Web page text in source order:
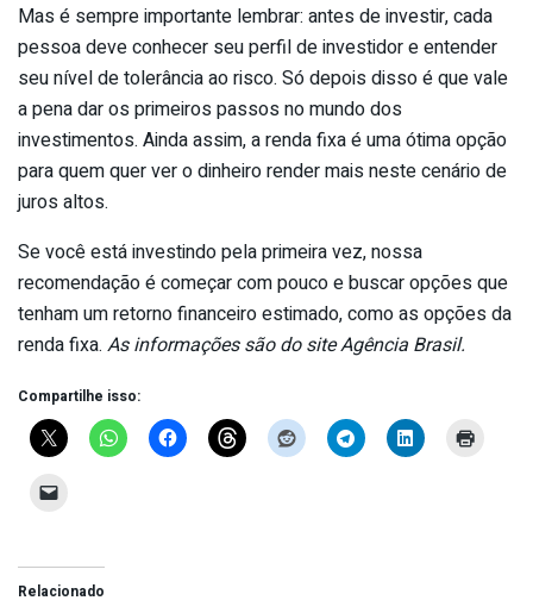
Mas é sempre importante lembrar: antes de investir, cada
pessoa deve conhecer seu perfil de investidor e entender
seu nível de tolerância ao risco. Só depois disso é que vale
a pena dar os primeiros passos no mundo dos
investimentos. Ainda assim, a renda fixa é uma ótima opção
para quem quer ver o dinheiro render mais neste cenário de
juros altos.
Se você está investindo pela primeira vez, nossa
recomendação é começar com pouco e buscar opções que
tenham um retorno financeiro estimado, como as opções da
renda fixa. As informações são do site Agência Brasil.
Compartilhe isso:
Relacionado